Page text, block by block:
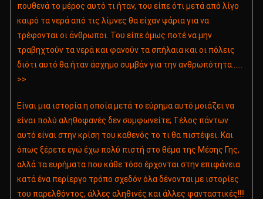
πουθενά το μέρος αυτό τι ήταν, του είπε ότι μετά από λίγο
καιρό τα νερά από τις λίμνες θα είχαν ψάρια για να
τρέφονται οι άνθρωποι. Του είπε όμως ποτέ να μην
τραβηχτούν τα νερά και φανούν τα σπήλαια και οι πόλεις
διότι αυτό θα ήταν άσχημο συμβάν για την ανθρωπότητα……
>>
Είναι μια ιστορία η οποία μετά το εύρημα αυτό μοιάζει να
είναι πολύ αληθοφανές δεν συμφωνείτε; Τέλος πάντων
αυτό είναι στην κρίση του καθενός το τι θα πιστέψει. Και
όπως ξέρετε εγώ έχω πολύ πιστή στο θέμα της Μέσης Γης,
αλλά τα ευρήματα που κάθε τόσο έρχονται στην επιφάνεια
κατά ένα περίεργο τρόπο σχεδόν όλα δένονται με ιστορίες
του παρελθόντος, άλλες αληθινές και άλλες φανταστικές!!!!